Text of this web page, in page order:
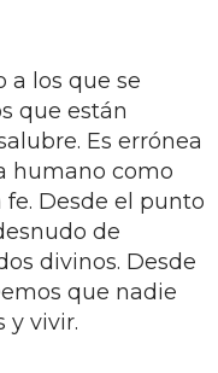
a los que se
que están
Es errónea
humano como
Desde el punto
de
divinos. Desde
que nadie
y vivir.